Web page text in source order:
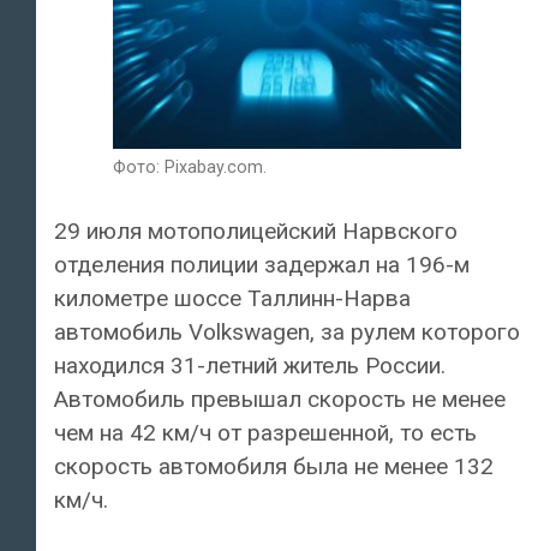
Фото: Pixabay.com.
29 июля мотополицейский Нарвского
отделения полиции задержал на 196-м
километре шоссе Таллинн-Нарва
автомобиль Volkswagen, за рулем которого
находился 31-летний житель России.
Автомобиль превышал скорость не менее
чем на 42 км/ч от разрешенной, то есть
скорость автомобиля была не менее 132
км/ч.